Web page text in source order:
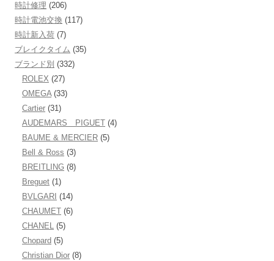
時計修理 (206)
時計電池交換 (117)
時計新入荷 (7)
ブレイクタイム (35)
ブランド別 (332)
ROLEX (27)
OMEGA(33)
Cartier (31)
AUDEMARS PIGUET (4)
BAUME & MERCIER (5)
Bell & Ross (3)
BREITLING (8)
Breguet (1)
BVLGARI (14)
CHAUMET (6)
CHANEL (5)
Chopard (5)
Christian Dior (8)